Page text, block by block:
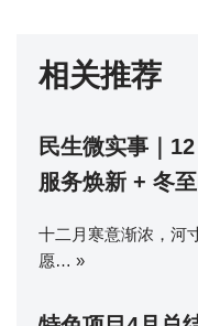
相关推荐
民生微实事｜
服务焕新 + 冬
十二月寒意渐浓，河
愿… »